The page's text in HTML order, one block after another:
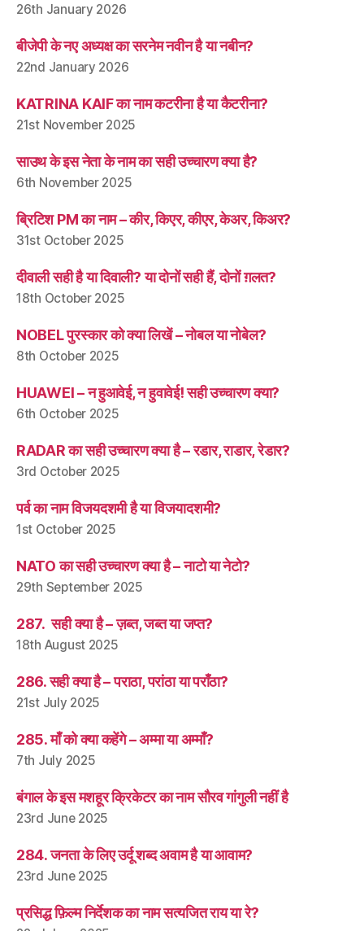
26th January 2026
बीजेपी के नए अध्यक्ष का सरनेम नवीन है या नबीन?
22nd January 2026
KATRINA KAIF का नाम कटरीना है या कैटरीना?
21st November 2025
साउथ के इस नेता के नाम का सही उच्चारण क्या है?
6th November 2025
ब्रिटिश PM का नाम – कीर, किएर, कीएर, केअर, किअर?
31st October 2025
दीवाली सही है या दिवाली? या दोनों सही हैं, दोनों ग़लत?
18th October 2025
NOBEL पुरस्कार को क्या लिखें – नोबल या नोबेल?
8th October 2025
HUAWEI – न हुआवेई, न हुवावेई! सही उच्चारण क्या?
6th October 2025
RADAR का सही उच्चारण क्या है – रडार, राडार, रेडार?
3rd October 2025
पर्व का नाम विजयदशमी है या विजयादशमी?
1st October 2025
NATO का सही उच्चारण क्या है – नाटो या नेटो?
29th September 2025
287. सही क्या है – ज़ब्त, जब्त या जप्त?
18th August 2025
286. सही क्या है – पराठा, परांठा या पराँठा?
21st July 2025
285. माँ को क्या कहेंगे – अम्मा या अम्माँ?
7th July 2025
बंगाल के इस मशहूर क्रिकेटर का नाम सौरव गांगुली नहीं है
23rd June 2025
284. जनता के लिए उर्दू शब्द अवाम है या आवाम?
23rd June 2025
प्रसिद्ध फ़िल्म निर्देशक का नाम सत्यजित राय या रे?